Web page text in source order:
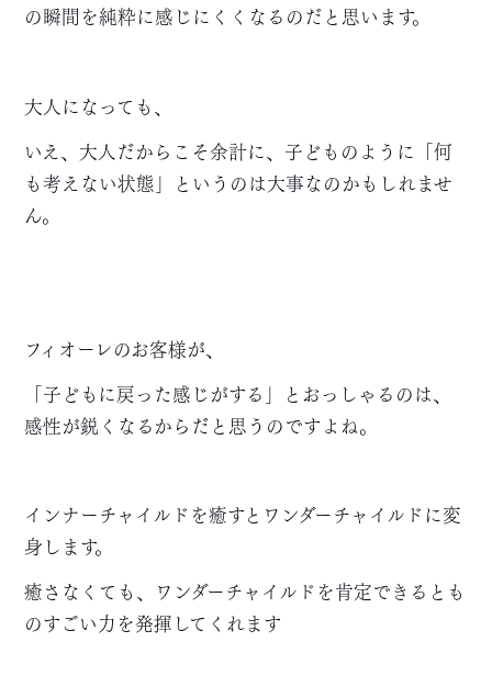
の瞬間を純粋に感じにくくなるのだと思います。
大人になっても、
いえ、大人だからこそ余計に、子どものように「何
も考えない状態」というのは大事なのかもしれませ
ん。
フィオーレのお客様が、
「子どもに戻った感じがする」とおっしゃるのは、
感性が鋭くなるからだと思うのですよね。
インナーチャイルドを癒すとワンダーチャイルドに変
身します。
癒さなくても、ワンダーチャイルドを肯定できるとも
のすごい力を発揮してくれます